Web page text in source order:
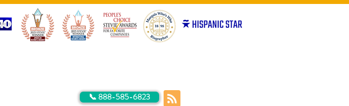
📞 888-585-6823